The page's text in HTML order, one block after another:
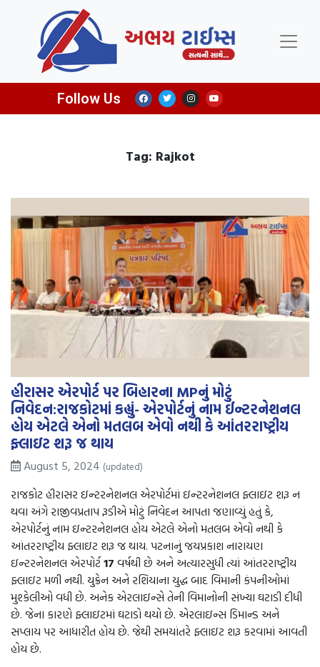
Follow Us
Tag: Rajkot
હીરાસર એરપોર્ટ પર બિહારના MPનું મોટું
નિવેદન:રાજકોટમાં કહ્યું- એરપોર્ટનું નામ ઈન્ટરનેશનલ
હોય એટલે એનો મતલબ એવો નથી કે આંતરરાષ્ટ્રીય
ફ્લાઇટ શરૂ જ થાય
August 5, 2024 (updated)
રાજકોટ હીરાસર ઇન્ટરનેશનલ એરપોર્ટમાં ઇન્ટરનેશનલ ફ્લાઇટ શરૂ ન
થવા અંગે રાજીવપ્રતાપ રૂડીએ મોટું નિવેદન આપતા જણાવ્યું હતું કે,
એરપોર્ટનું નામ ઇન્ટરનેશનલ હોય એટલે એનો મતલબ એવો નથી કે
આંતરરાષ્ટ્રીય ફ્લાઇટ શરૂ જ થાય. પટનાનું જયપ્રકાશ નારાયણ
ઇન્ટરનેશનલ એરપોર્ટ17 વર્ષથી છે અને અત્યારસુધી ત્યાં આંતરરાષ્ટ્રીય
ફ્લાઇટ મળી નથી. યુક્રેન અને રશિયાના યુદ્ધ બાદ વિમાની કંપનીઓમાં
મુશ્કેલીઓ વધી છે. અનેક એરલાઇન્સે તેની વિમાનોની સંખ્યા ઘટાડી દીધી
છે. જેના કારણે ફ્લાઇટમાં ઘટાડો થયો છે. એરલાઇન્સ ડિમાન્ડ અને
સપ્લાય પર આધારીત હોય છે. જેથી સમયાંતરે ફ્લાઇટ શરૂ કરવામાં આવતી
હોય છે.